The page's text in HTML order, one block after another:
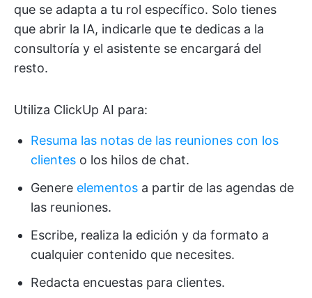
que se adapta a tu rol específico. Solo tienes
que abrir la IA, indicarle que te dedicas a la
consultoría y el asistente se encargará del
resto.
Utiliza ClickUp AI para:
Resuma las notas de las reuniones con los
clientes o los hilos de chat.
Genere elementos a partir de las agendas de
las reuniones.
Escribe, realiza la edición y da formato a
cualquier contenido que necesites.
Redacta encuestas para clientes.